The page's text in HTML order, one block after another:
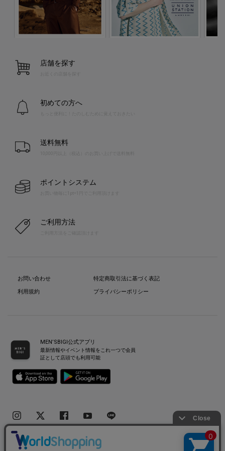
店舗を探す
お近くの店舗を探す
初めての方へ
送料無料
10,000円以上（税込）のお買い上げで送料無料
ポイントシステム
お買い物毎に1pt=1円でご利用頂けます
ご利用方法
お問い合わせ
利用規約
特定商取引法に基づく表記
プライバシーポリシー
MEN’SBIGI公式アプリ
最新情報やイベント情報をこれ一つで会員
証として店頭でも利用可能
Copyright(C) Bigi Co.,Ltd.All Rights Reserved.